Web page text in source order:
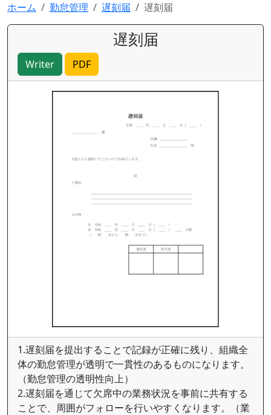
ホーム 勤怠管理 遅刻届 遅刻届
遅刻届
Writer PDF
1.遅刻届を提出することで記録が正確に残り、組織全
体の勤怠管理が透明で一貫性のあるものになります。
（勤怠管理の透明性向上）
2.遅刻届を通じて欠席中の業務状況を事前に共有する
ことで、周囲がフォローを行いやすくなります。（業